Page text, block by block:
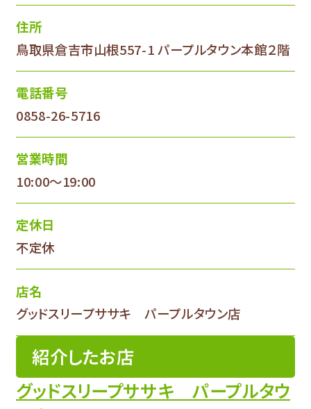
住所
鳥取県倉吉市山根557-1 パープルタウン本館２階
電話番号
0858-26-5716
営業時間
10:00～19:00
定休日
不定休
店名
グッドスリープササキ パープルタウン店
紹介したお店
グッドスリープササキ パープルタウ